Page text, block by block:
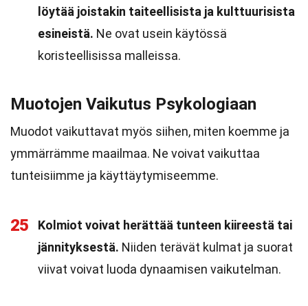
löytää joistakin taiteellisista ja kulttuurisista
esineistä. Ne ovat usein käytössä
koristeellisissa malleissa.
Muotojen Vaikutus Psykologiaan
Muodot vaikuttavat myös siihen, miten koemme ja
ymmärrämme maailmaa. Ne voivat vaikuttaa
tunteisiimme ja käyttäytymiseemme.
25
Kolmiot voivat herättää tunteen kiireestä tai
jännityksestä. Niiden terävät kulmat ja suorat
viivat voivat luoda dynaamisen vaikutelman.